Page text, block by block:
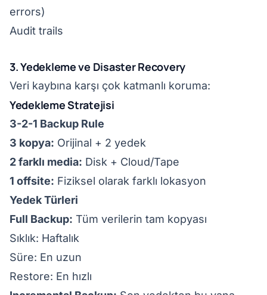
errors)
Audit trails
3. Yedekleme ve Disaster Recovery
Veri kaybına karşı çok katmanlı koruma:
Yedekleme Stratejisi
3-2-1 Backup Rule
3 kopya: Orijinal + 2 yedek
2 farklı media: Disk + Cloud/Tape
1 offsite: Fiziksel olarak farklı lokasyon
Yedek Türleri
Full Backup: Tüm verilerin tam kopyası
Sıklık: Haftalık
Süre: En uzun
Restore: En hızlı